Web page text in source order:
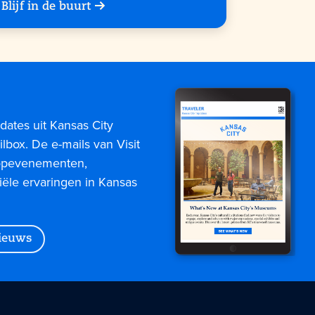
Blijf in de buurt
uit Kansas City
De e-mails van Visit
ervaringen in Kansas